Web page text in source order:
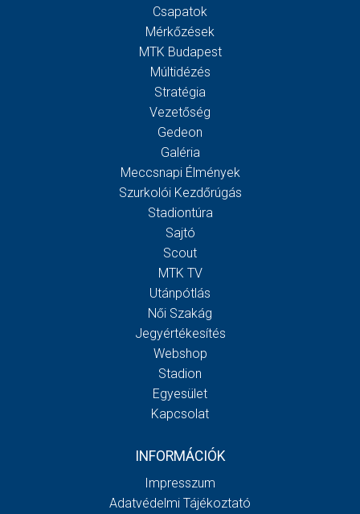
Csapatok
Mérkőzések
MTK Budapest
Múltidézés
Stratégia
Vezetőség
Gedeon
Galéria
Meccsnapi Élmények
Szurkolói Kezdőrúgás
Stadiontúra
Sajtó
Scout
MTK TV
Utánpótlás
Női Szakág
Jegyértékesítés
Webshop
Stadion
Egyesület
Kapcsolat
INFORMÁCIÓK
Impresszum
Adatvédelmi Tájékoztató